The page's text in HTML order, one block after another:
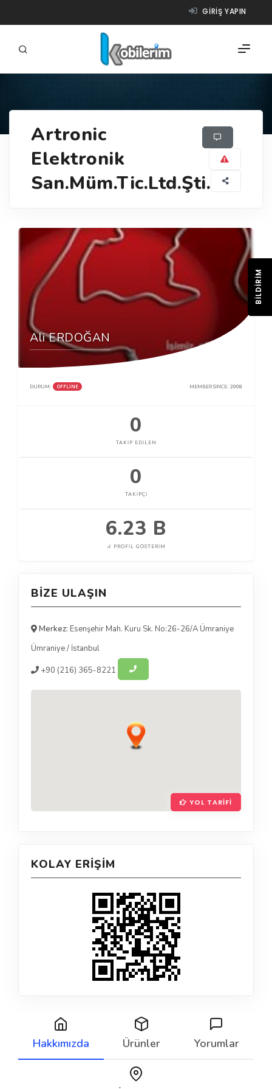
GIRIŞ YAPIN
ÜRÜNLER
Artronic
Elektronik
San.Müm.Tic.Ltd.Şti.
Ali ERDOĞAN
DURUM: OFFLINE MEMBER SINCE: 2008
0
TAKIP EDILEN
0
TAKIPÇI
6.23 B
PROFIL GÖSTERIM
BIZE ULAŞIN
Merkez: Esenşehir Mah. Kuru Sk. No:26-26/A Ümraniye
Ümraniye/ İstanbul
+90 (216) 365-8221
YOL TARIFI
KOLAY ERIŞIM
Hakkımızda Ürünler Yorumlar
BILDIRIM